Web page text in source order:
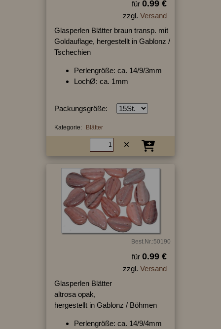
für 0.99 €
zzgl. Versand
Glasperlen Blätter braun transp. mit
Goldauflage, hergestellt in Gablonz /
Tschechien
Perlengröße: ca. 14/9/3mm
LochØ: ca. 1mm
Packungsgröße:
Kategorie: Blätter
Best.Nr.:50190
für 0.99 €
zzgl. Versand
Glasperlen Blätter
altrosa opak,
hergestellt in Gablonz / Böhmen
Perlengröße: ca. 14/9/4mm